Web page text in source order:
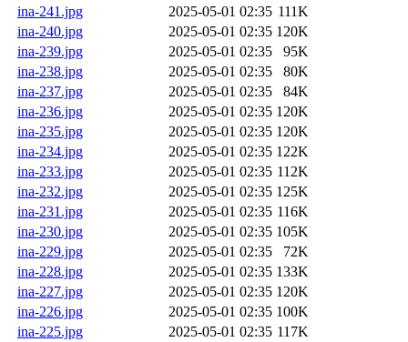
ina-241.jpg
2025-05-01 02:35 111K
ina-240.jpg
2025-05-01 02:35 120K
ina-239.jpg
2025-05-01 02:35
95K
ina-238.jpg
2025-05-01 02:35
80K
ina-237.jpg
2025-05-01 02:35
84K
ina-236.jpg
2025-05-01 02:35 120K
ina-235.jpg
2025-05-01 02:35 120K
ina-234.jpg
2025-05-01 02:35 122K
ina-233.jpg
2025-05-01 02:35 112K
ina-232.jpg
2025-05-01 02:35 125K
ina-231.jpg
2025-05-01 02:35 116K
ina-230.jpg
2025-05-01 02:35 105K
ina-229.jpg
2025-05-01 02:35
72K
ina-228.jpg
2025-05-01 02:35 133K
ina-227.jpg
2025-05-01 02:35 120K
ina-226.jpg
2025-05-01 02:35 100K
ina-225.jpg
2025-05-01 02:35 117K